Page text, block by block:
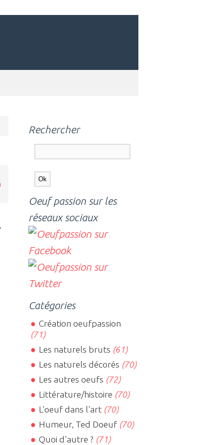
Rechercher
Oeuf passion sur les
réseaux sociaux
Catégories
Création oeufpassion
(71)
Les naturels bruts (61)
Les naturels décorés (70)
Les autres oeufs (72)
Littérature/histoire (70)
L'oeuf dans l'art(70)
Humeur, Ted Doeuf(70)
Quoi d'autre ? (71)